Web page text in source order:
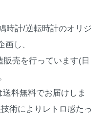
時計/逆転時計のオリジ
画し、
売を行っています(日
料無料でお届けしま
術によりレトロ感たっ